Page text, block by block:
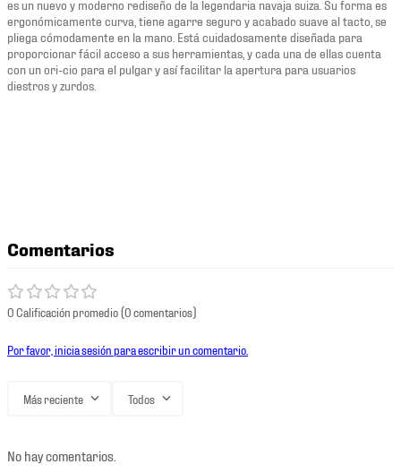
es un nuevo y moderno rediseño de la legendaria navaja suiza. Su forma es
ergonómicamente curva, tiene agarre seguro y acabado suave al tacto, se
pliega cómodamente en la mano. Está cuidadosamente diseñada para
proporcionar fácil acceso a sus herramientas, y cada una de ellas cuenta
con un ori-cio para el pulgar y así facilitar la apertura para usuarios
diestros y zurdos.
Comentarios
0 Calificación promedio(0 comentarios)
Por favor, inicia sesión para escribir un comentario.
Más reciente Todos
No hay comentarios.